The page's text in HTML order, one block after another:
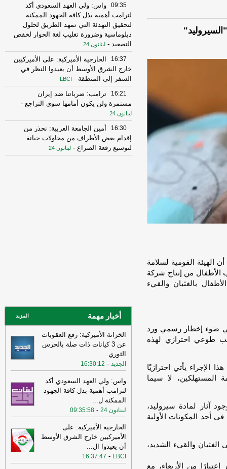
الهيئة القومية لسلامة
من إنتاج شركة
بالغثيان والقيء
ضوء إخطار رسمي ورد
طوعي احترازي لهذه
الإجراء يأتي احترازيًا
المستهلكين، لا سيما
آثار لمادة سيروليد،
أحد المكونات الأولية
والقيء الشديد،
من الأربعاء، مع
09:35
واس: ولي العهد السعودي أكد
لترامب أهمية بذل كافة الجهود الممكنة
لتحقيق التهدئة التي تمهد الطريق لحلول
دبلوماسية وضرورة تغليب لغة الحوار لخفض
التصعيد - لبنانون 24
16:37
الخارجية الأميركية: على الأميركيين
خارج الشرق الأوسط أن يعيدوا النظر في
السفر إلى المنطقة -
LBCI
16:21
ترامب: ضرباتنا ضد إيران
مستمرة ولن يكون أمامها سوى التراجع -
لبنانون 24
16:30
أمين الجامعة العربية: نحذر من
إقدام بعض الأطراف من محاولات جبانة
لتوسيع رقعة الصراع - لبنانون 24
14:45
فُجرت بلغم بحري في هرمز انحرفت عن
المسار الذي حددته إيران
11:08
عراقجي: واشنطن كانت تسعى
إلى دفع الأمور نحو التصعيد وهي التي
انتهكت الاتفاق وأوصلت الأمور إلى الوضع
10:29
عراقجي: لم نلحظ أي حسن نية
في سلوك الولايات المتحدة
16:59
عراقجي: لن نقبل بوقف إطلاق نار
مؤقت ولن يُطرح هذا الأمر ما لم تُلبَّ
مطالبنا بشأن مضيق هرمز- لبنانون 24
12:31
الأردن تعلن اعتراض 4 صواريخ
إيرانية وسقوط 2 في مناطق خالية
أخبار مهمة المزيد
الخزانة الأميركية: رفع العقوبات
عن 3 كيانات ذات صلة بالحرس
الثوري...
الجديد -
16:30:12
واس: ولي العهد السعودي أكد
لترامب أهمية بذل كافة الجهود
الممكنة ل...
لبنانون 24 -
09:35:58
الخارجية الأميركية: على
الأميركيين خارج الشرق الأوسط
أن يعيدوا ال...
LBCI
-
16:37:47